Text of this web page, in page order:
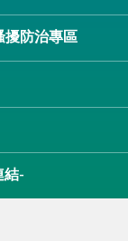
擾防治專區
結-